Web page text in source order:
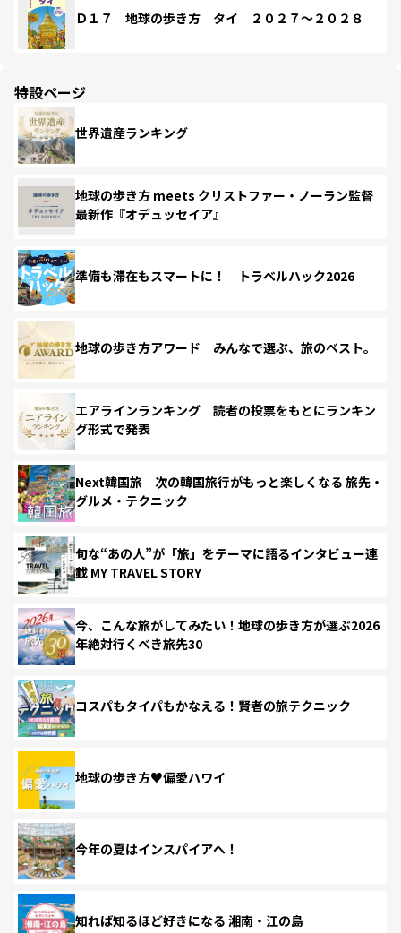
Ｄ１７ 地球の歩き方 タイ ２０２７～２０２８
特設ページ
世界遺産ランキング
地球の歩き方 meets クリストファー・ノーラン監督
最新作『オデュッセイア』
準備も滞在もスマートに！ トラベルハック2026
地球の歩き方アワード みんなで選ぶ、旅のベスト。
エアラインランキング 読者の投票をもとにランキン
グ形式で発表
Next韓国旅 次の韓国旅行がもっと楽しくなる 旅先・
グルメ・テクニック
旬な“あの人”が「旅」をテーマに語るインタビュー連
載 MY TRAVEL STORY
今、こんな旅がしてみたい！地球の歩き方が選ぶ2026
年絶対行くべき旅先30
コスパもタイパもかなえる！賢者の旅テクニック
地球の歩き方♥偏愛ハワイ
今年の夏はインスパイアへ！
知れば知るほど好きになる 湘南・江の島